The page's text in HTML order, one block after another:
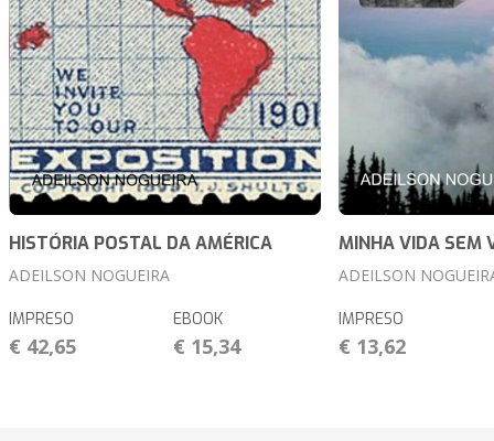
HISTÓRIA POSTAL DA AMÉRICA
ADEILSON NOGUEIRA
IMPRESO
€ 42,65
EBOOK
€ 15,34
MINHA VIDA SEM
ADEILSON
IMPRESO
€ 13,62